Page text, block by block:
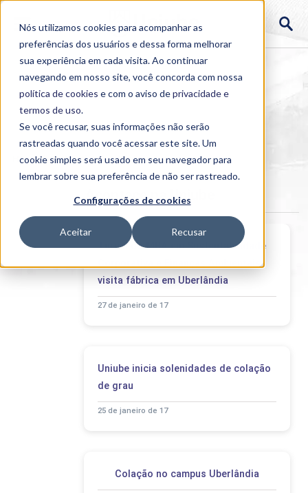
Nós utilizamos cookies para acompanhar as
preferências dos usuários e dessa forma melhorar
sua experiência em cada visita. Ao continuar
navegando em nosso site, você concorda com nossa
política de cookies e com o aviso deprivacidade e
termos de uso.
Se você recusar, suas informações não serão
rastreadas quando você acessar este site. Um
cookie simples será usado em seu navegador para
lembrar sobre sua preferência de não ser rastreado.
Configurações de cookies
Aceitar Recusar
Home > Institucional >Acontece
Acontece na Uniube
Turma do MBA em Sustentabilidade
Corporativa e Finanças Ambientais
visita fábrica em Uberlândia
27 de janeiro de 17
Uniube inicia solenidades de colação
de grau
25 de janeiro de 17
Colação no campus Uberlândia